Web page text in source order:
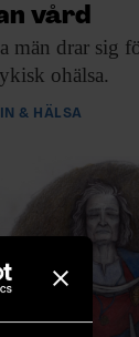
vård
män drar sig
ohälsa.
& HÄLSA